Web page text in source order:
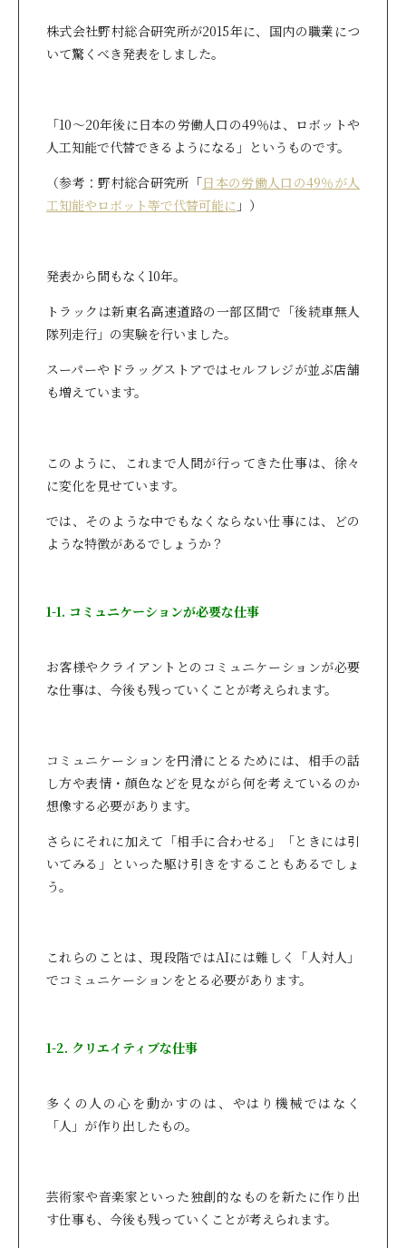
株式会社野村総合研究所が2015年に、国内の職業につ
いて驚くべき発表をしました。
「10～20年後に日本の労働人口の49％は、ロボットや
人工知能で代替できるようになる」というものです。
（参考：野村総合研究所「日本の労働人口の49％が人
工知能やロボット等で代替可能に 」）
発表から間もなく10年。
トラックは新東名高速道路の一部区間で「後続車無人
隊列走行」の実験を行いました。
スーパーやドラッグストアではセルフレジが並ぶ店舗
も増えています。
このように、これまで人間が行ってきた仕事は、徐々
に変化を見せています。
では、そのような中でもなくならない仕事には、どの
ような特徴があるでしょうか？
1-1. コミュニケーションが必要な仕事
お客様やクライアントとのコミュニケーションが必要
な仕事は、今後も残っていくことが考えられます。
コミュニケーションを円滑にとるためには、相手の話
し方や表情・顔色などを見ながら何を考えているのか
想像する必要があります。
さらにそれに加えて「相手に合わせる」「ときには引
いてみる」といった駆け引きをすることもあるでしょ
う。
これらのことは、現段階ではAIには難しく「人対人」
でコミュニケーションをとる必要があります。
1-2. クリエイティブな仕事
多くの人の心を動かすのは、やはり機械ではなく
「人」が作り出したもの。
芸術家や音楽家といった独創的なものを新たに作り出
す仕事も、今後も残っていくことが考えられます。